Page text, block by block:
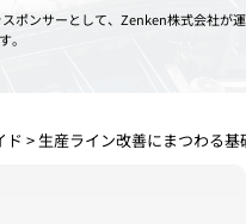
ポンサーとして、Zenken株式会社が運
。
ド > 生産ライン改善にまつわる基